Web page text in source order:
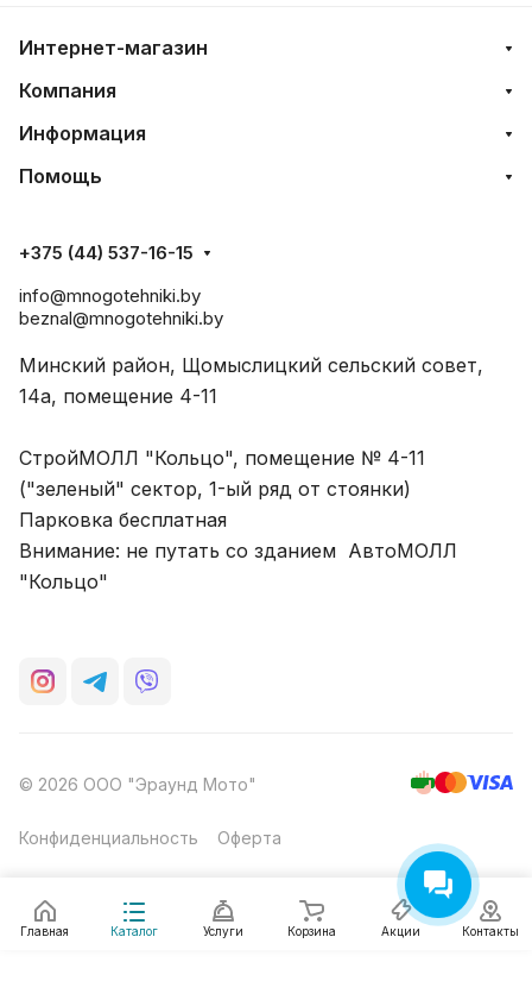
Главная Каталог Услуги Корзина Акции Контакты
Интернет-магазин
Компания
Информация
Помощь
+375 (44) 537-16-15
info@mnogotehniki.by
beznal@mnogotehniki.by
Минский район, Щомыслицкий сельский совет,
14а, помещение 4-11
СтройМОЛЛ "Кольцо", помещение № 4-11
("зеленый" сектор, 1-ый ряд от стоянки)
Парковка бесплатная
Внимание: не путать со зданием АвтоМОЛЛ
"Кольцо"
© 2026 ООО "Эраунд Мото"
Конфиденциальность Оферта